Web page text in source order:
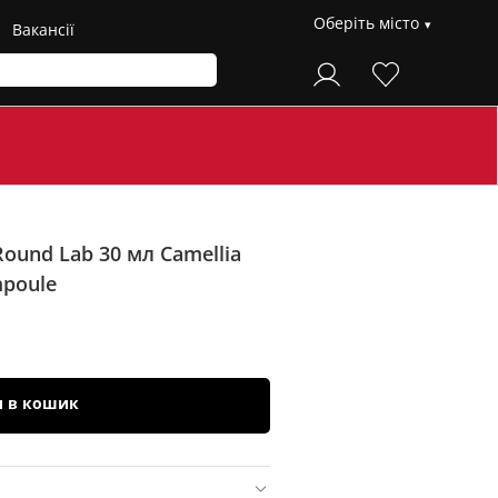
Вакансії Оберіть місто
Lab 30 мл Camellia
в кошик